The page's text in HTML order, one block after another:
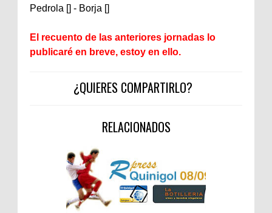
Pedrola [] - Borja []
El recuento de las anteriores jornadas lo
publicaré en breve, estoy en ello.
¿QUIERES COMPARTIRLO?
RELACIONADOS